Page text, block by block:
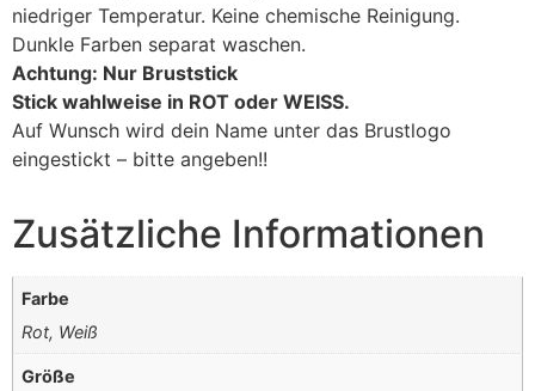
niedriger Temperatur. Keine chemische Reinigung.
Dunkle Farben separat waschen.
Achtung: Nur Bruststick
Stick wahlweise in ROT oder WEISS.
Auf Wunsch wird dein Name unter das Brustlogo
eingestickt – bitte angeben!!
Zusätzliche Informationen
Farbe
Rot, Weiß
Größe